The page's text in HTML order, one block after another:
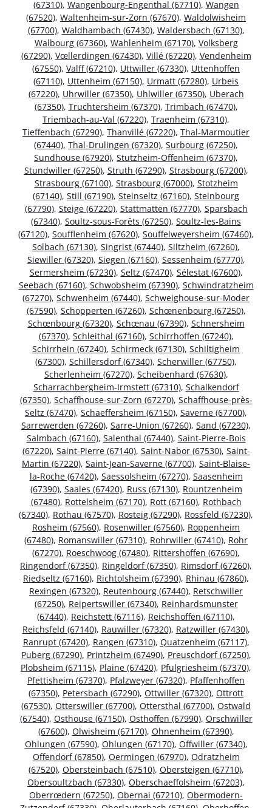
(67310), Wangenbourg-Engenthal (67710), Wangen
(67520), Waltenheim-sur-Zorn (67670), Waldolwisheim
(67700), Waldhambach (67430), Waldersbach (67130),
Walbourg (67360), Wahlenheim (67170), Volksberg
(67290), Vœllerdingen (67430), Villé (67220), Vendenheim
(67550), Valff (67210), Uttwiller (67330), Uttenhoffen
(67110), Uttenheim (67150), Urmatt (67280), Urbeis
(67220), Uhrwiller (67350), Uhlwiller (67350), Uberach
(67350), Truchtersheim (67370), Trimbach (67470),
Triembach-au-Val (67220), Traenheim (67310),
Tieffenbach (67290), Thanvillé (67220), Thal-Marmoutier
(67440), Thal-Drulingen (67320), Surbourg (67250),
Sundhouse (67920), Stutzheim-Offenheim (67370),
Stundwiller (67250), Struth (67290), Strasbourg (67200),
Strasbourg (67100), Strasbourg (67000), Stotzheim
(67140), Still (67190), Steinseltz (67160), Steinbourg
(67790), Steige (67220), Stattmatten (67770), Sparsbach
(67340), Soultz-sous-Forêts (67250), Soultz-les-Bains
(67120), Soufflenheim (67620), Souffelweyersheim (67460),
Solbach (67130), Singrist (67440), Siltzheim (67260),
Siewiller (67320), Siegen (67160), Sessenheim (67770),
Sermersheim (67230), Seltz (67470), Sélestat (67600),
Seebach (67160), Schwobsheim (67390), Schwindratzheim
(67270), Schwenheim (67440), Schweighouse-sur-Moder
(67590), Schopperten (67260), Schœnenbourg (67250),
Schœnbourg (67320), Schœnau (67390), Schnersheim
(67370), Schleithal (67160), Schirrhoffen (67240),
Schirrhein (67240), Schirmeck (67130), Schiltigheim
(67300), Schillersdorf (67340), Scherwiller (67750),
Scherlenheim (67270), Scheibenhard (67630),
Scharrachbergheim-Irmstett (67310), Schalkendorf
(67350), Schaffhouse-sur-Zorn (67270), Schaffhouse-près-
Seltz (67470), Schaeffersheim (67150), Saverne (67700),
Sarrewerden (67260), Sarre-Union (67260), Sand (67230),
Salmbach (67160), Salenthal (67440), Saint-Pierre-Bois
(67220), Saint-Pierre (67140), Saint-Nabor (67530), Saint-
Martin (67220), Saint-Jean-Saverne (67700), Saint-Blaise-
la-Roche (67420), Saessolsheim (67270), Saasenheim
(67390), Saales (67420), Russ (67130), Rountzenheim
(67480), Rottelsheim (67170), Rott (67160), Rothbach
(67340), Rothau (67570), Rosteig (67290), Rossfeld (67230),
Rosheim (67560), Rosenwiller (67560), Roppenheim
(67480), Romanswiller (67310), Rohrwiller (67410), Rohr
(67270), Roeschwoog (67480), Rittershoffen (67690),
Ringendorf (67350), Ringeldorf (67350), Rimsdorf (67260),
Riedseltz (67160), Richtolsheim (67390), Rhinau (67860),
Rexingen (67320), Reutenbourg (67440), Retschwiller
(67250), Reipertswiller (67340), Reinhardsmunster
(67440), Reichstett (67116), Reichshoffen (67110),
Reichsfeld (67140), Rauwiller (67320), Ratzwiller (67430),
Ranrupt (67420), Rangen (67310), Quatzenheim (67117),
Puberg (67290), Printzheim (67490), Preuschdorf (67250),
Plobsheim (67115), Plaine (67420), Pfulgriesheim (67370),
Pfettisheim (67370), Pfalzweyer (67320), Pfaffenhoffen
(67350), Petersbach (67290), Ottwiller (67320), Ottrott
(67530), Otterswiller (67700), Ottersthal (67700), Ostwald
(67540), Osthouse (67150), Osthoffen (67990), Orschwiller
(67600), Olwisheim (67170), Ohnenheim (67390),
Ohlungen (67590), Ohlungen (67170), Offwiller (67340),
Offendorf (67850), Oermingen (67970), Odratzheim
(67520), Obersteinbach (67510), Obersteigen (67710),
Obersoultzbach (67330), Oberschaeffolsheim (67203),
Oberrœdern (67250), Obernai (67210), Obermodern-